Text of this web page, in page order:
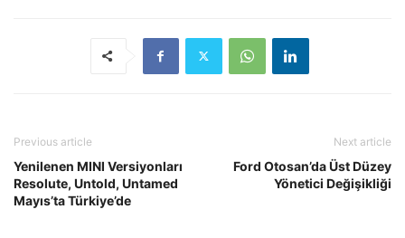
Previous article
Yenilenen MINI Versiyonları
Resolute, Untold, Untamed
Mayıs’ta Türkiye’de
Next article
Ford Otosan’da Üst Düzey
Yönetici Değişikliği